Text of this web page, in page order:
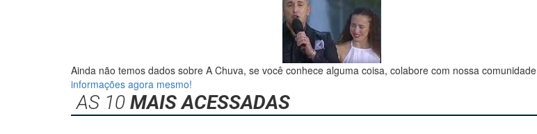
Ainda não temos dados sobre A Chuva, se você conhece alguma coisa, colabore com nossa comunidade
informações agora mesmo!
AS 10 MAIS ACESSADAS